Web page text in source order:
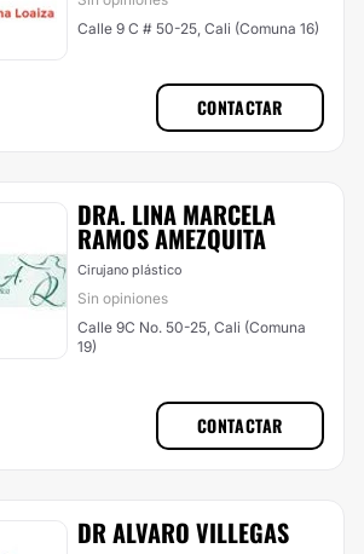
Calle 9 C # 50-25, Cali (Comuna 16)
CONTACTAR
DRA. LINA MARCELA
RAMOS AMEZQUITA
Cirujano plástico
Sin opiniones
Calle 9C No. 50-25, Cali (Comuna
19)
CONTACTAR
DR ALVARO VILLEGAS